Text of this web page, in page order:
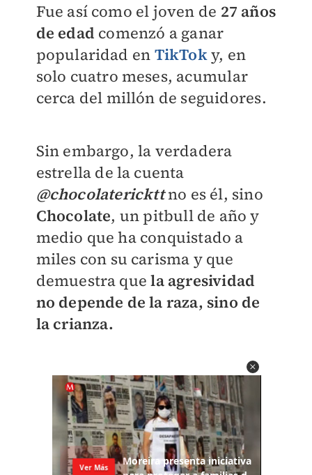
Fue así como el joven de 27 años
de edad comenzó a ganar
popularidad en TikToky, en
solo cuatro meses, acumular
cerca del millón de seguidores.
Sin embargo, la verdadera
estrella de la cuenta
@chocolaterickttno es él, sino
Chocolate, un pitbull de año y
medio que ha conquistado a
miles con su carisma y que
demuestra quela agresividad
no depende de la raza, sino de
la crianza.